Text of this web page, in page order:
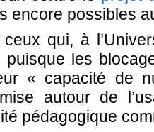
encore possibles
qui, à
puisque les
« capacité de
autour de
pédagogique